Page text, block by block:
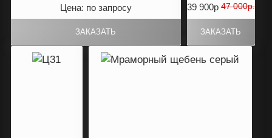
Цена: по запросу 39 900р 47 000р.